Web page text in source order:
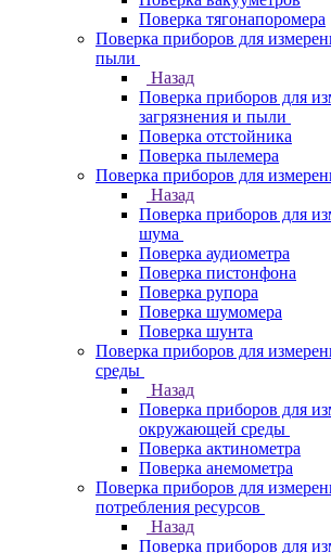
Поверка тягонапоромера
Поверка приборов для
пыли
Назад
Поверка приборов для
загрязнения и пыли
Поверка отстойника
Поверка пылемера
Поверка приборов для
Назад
Поверка приборов для
шума
Поверка аудиометра
Поверка пистонфона
Поверка рупора
Поверка шумомера
Поверка шунта
Поверка приборов для
среды
Назад
Поверка приборов для
окружающей среды
Поверка актинометра
Поверка анемометра
Поверка приборов для
потребления ресурсов
Назад
Поверка приборов для